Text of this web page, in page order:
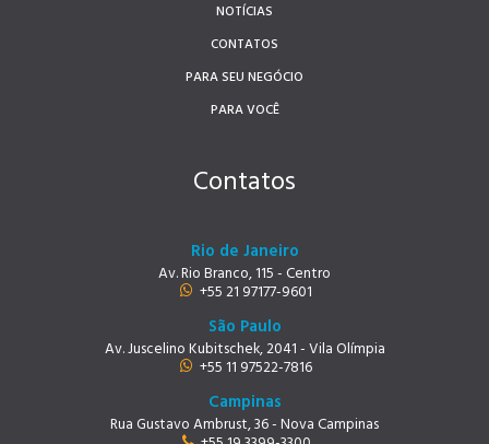
NOTÍCIAS
CONTATOS
PARA SEU NEGÓCIO
PARA VOCÊ
Contatos
Rio de Janeiro
Av. Rio Branco, 115 - Centro
+55 21 97177-9601
São Paulo
Av. Juscelino Kubitschek, 2041 - Vila Olímpia
+55 11 97522-7816
Campinas
Rua Gustavo Ambrust, 36 - Nova Campinas